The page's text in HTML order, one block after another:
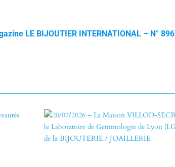
LE BIJOUTIER INTERNATIONAL – N° 896